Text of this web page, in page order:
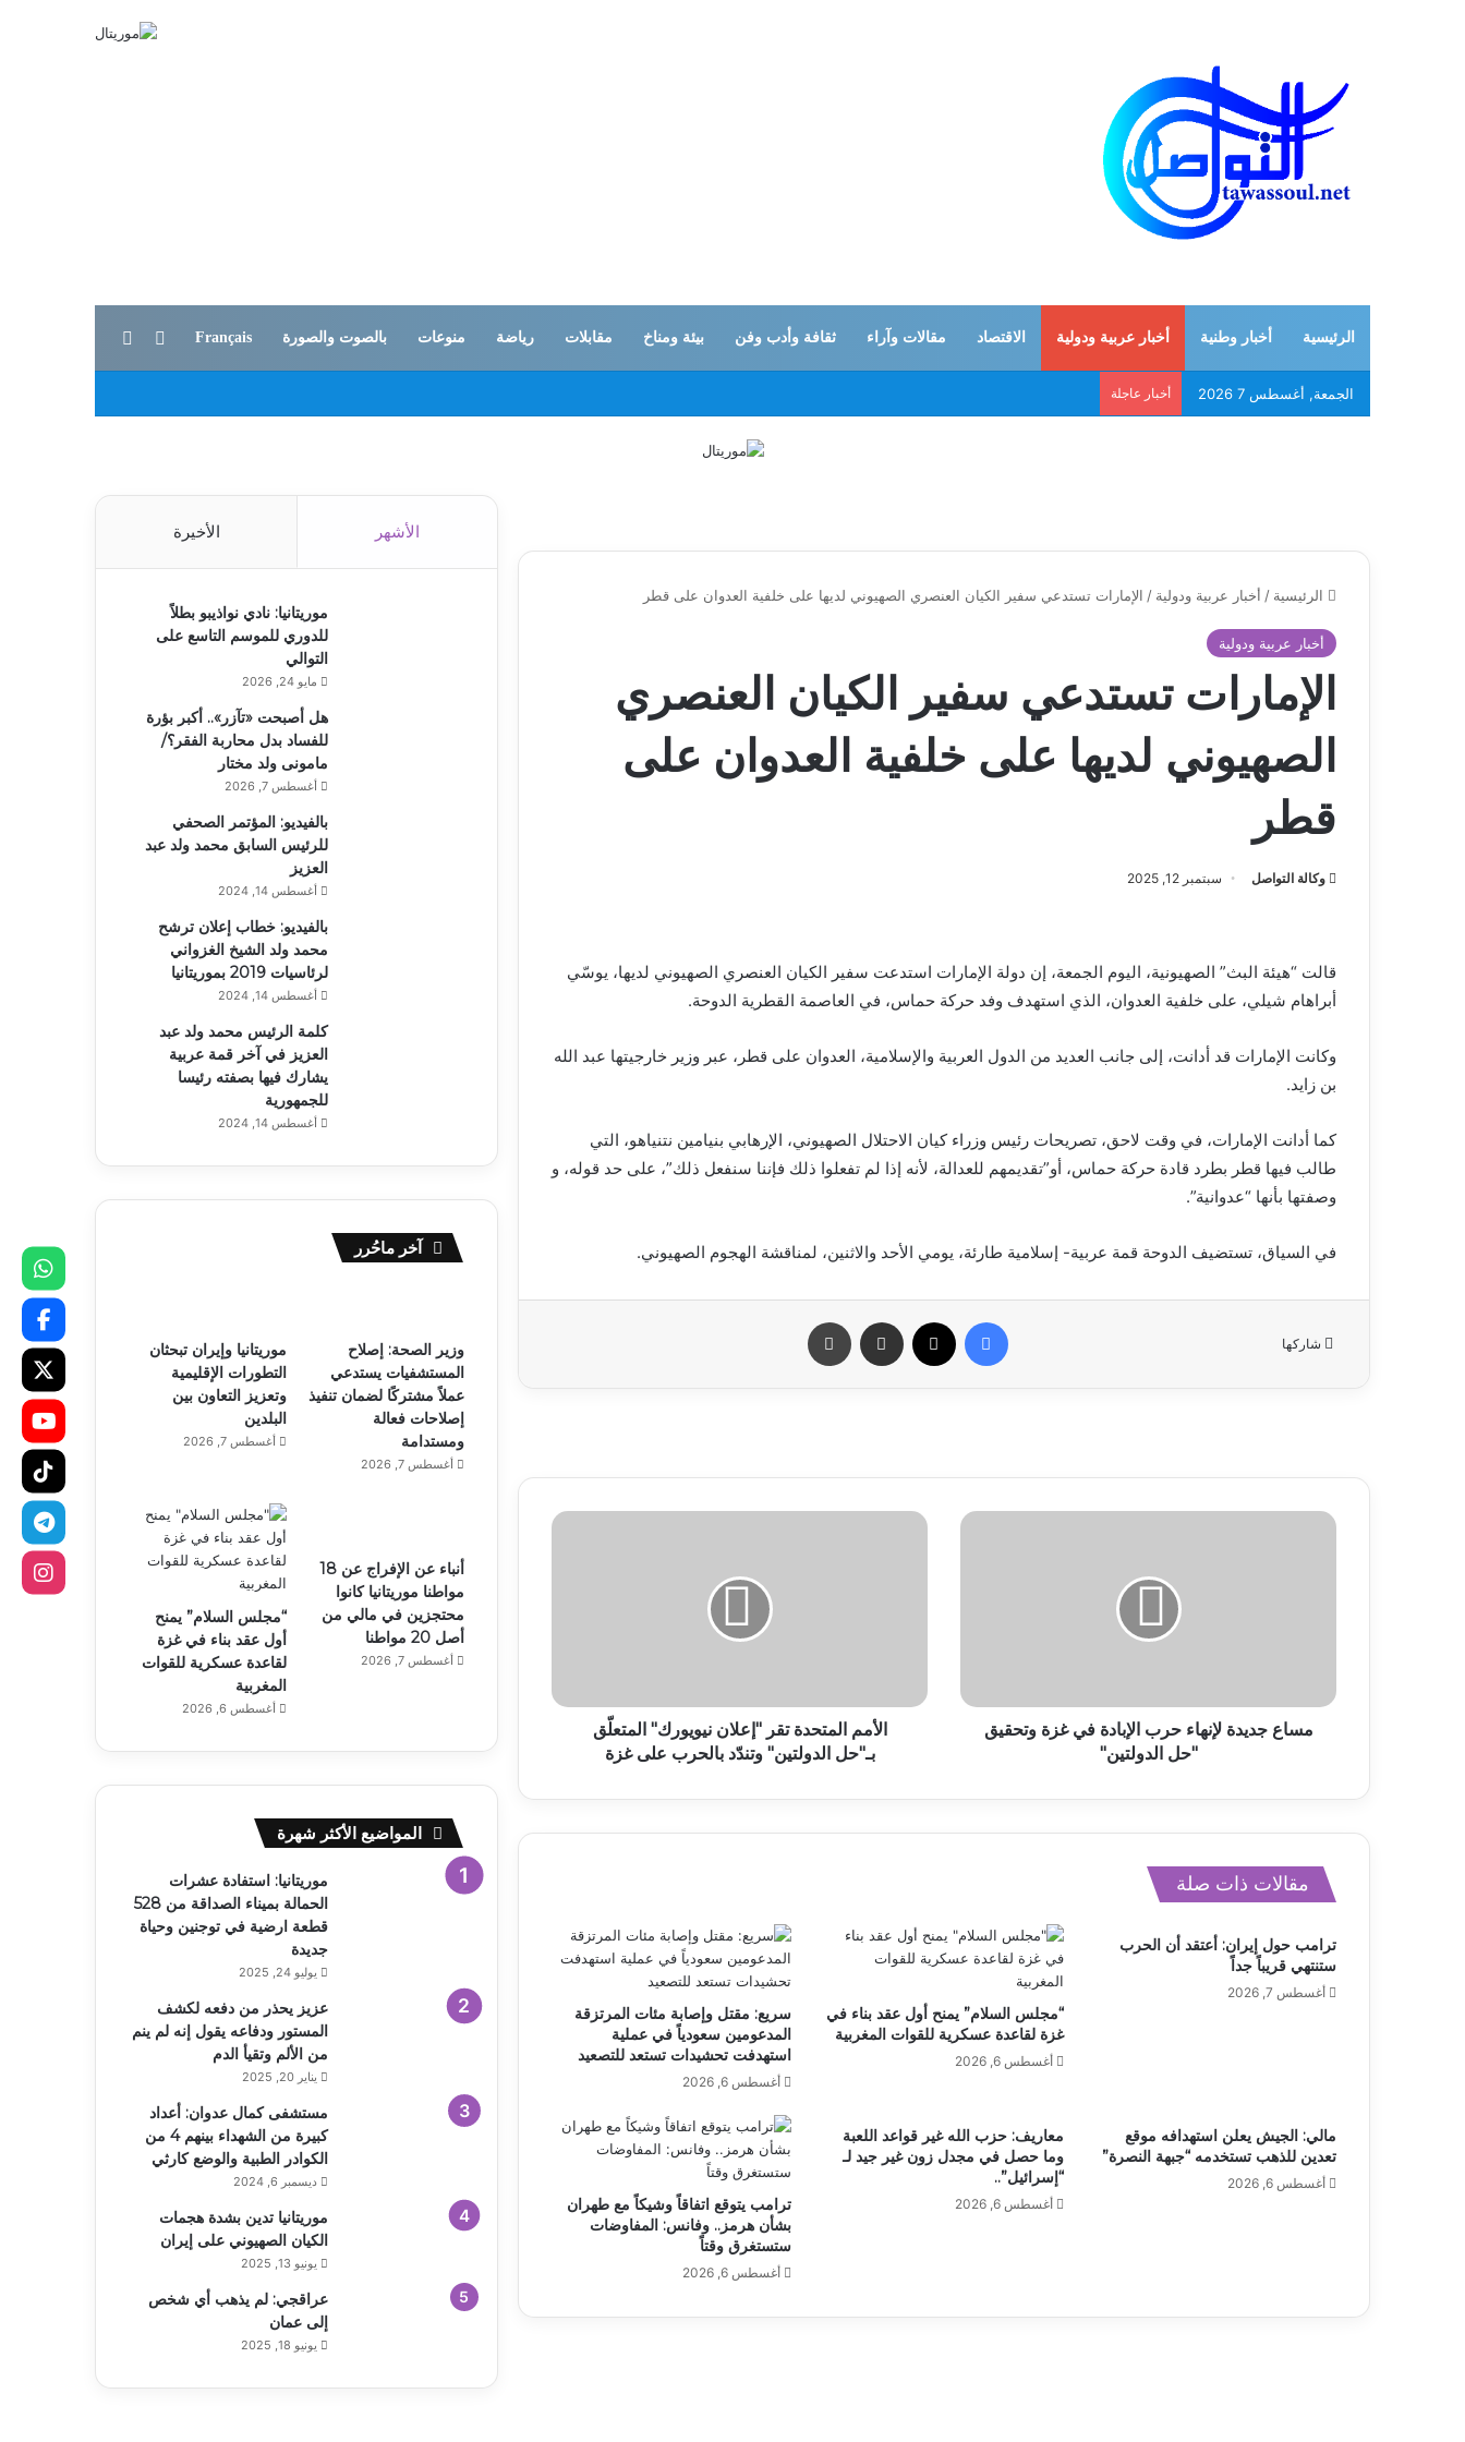
الرئيسية أخبار وطنية أخبار عربية ودولية الاقتصاد مقالات وآراء ثقافة وأدب وفن بيئة ومناخ مقابلات رياضة منوعات بالصوت والصورة Français الوضع المظلم
الجمعة, أغسطس 7 2026 أخبار عاجلة
الرئيسية / أخبار عربية ودولية / الإمارات تستدعي سفير الكيان العنصري الصهيوني لديها على خلفية العدوان على قطر
أخبار عربية ودولية
الإمارات تستدعي سفير الكيان العنصري
الصهيوني لديها على خلفية العدوان على
قطر
وكالة التواصل سبتمبر 12, 2025
قالت “هيئة البث” الصهيونية، اليوم الجمعة، إن دولة الإمارات استدعت سفير الكيان العنصري الصهيوني لديها، يوسّي
أبراهام شيلي، على خلفية العدوان، الذي استهدف وفد حركة حماس، في العاصمة القطرية الدوحة.
وكانت الإمارات قد أدانت، إلى جانب العديد من الدول العربية والإسلامية، العدوان على قطر، عبر وزير خارجيتها عبد الله
بن زايد.
كما أدانت الإمارات، في وقت لاحق، تصريحات رئيس وزراء كيان الاحتلال الصهيوني، الإرهابي بنيامين نتنياهو، التي
طالب فيها قطر بطرد قادة حركة حماس، أو”تقديمهم للعدالة، لأنه إذا لم تفعلوا ذلك فإننا سنفعل ذلك”، على حد قوله، و
وصفتها بأنها “عدوانية”.
في السياق، تستضيف الدوحة قمة عربية- إسلامية طارئة، يومي الأحد والاثنين، لمناقشة الهجوم الصهيوني.
شاركها
فيسبوك مشاركة عبر البريد
مساع جديدة لإنهاء حرب الإبادة في غزة وتحقيق
"حل الدولتين"
الأمم المتحدة تقر "إعلان نيويورك" المتعلّق
بـ"حل الدولتين" وتندّد بالحرب على غزة
مقالات ذات صلة
ترامب حول إيران: أعتقد أن الحرب
ستنتهي قريباً جداً
أغسطس 7, 2026
“مجلس السلام” يمنح أول عقد بناء في
غزة لقاعدة عسكرية للقوات المغربية
أغسطس 6, 2026
سريع: مقتل وإصابة مئات المرتزقة
المدعومين سعودياً في عملية
استهدفت تحشيدات تستعد للتصعيد
أغسطس 6, 2026
مالي: الجيش يعلن استهدافه موقع
تعدين للذهب تستخدمه “جبهة النصرة”
أغسطس 6, 2026
معاريف: حزب الله غير قواعد اللعبة
وما حصل في مجدل زون غير جيد لـ
“إسرائيل”..
أغسطس 6, 2026
ترامب يتوقع اتفاقاً وشيكاً مع طهران
بشأن هرمز.. وفانس: المفاوضات
ستستغرق وقتاً
أغسطس 6, 2026
الأشهر الأخيرة
موريتانيا: نادي نواذيبو بطلاً
للدوري للموسم التاسع على
التوالي
مايو 24, 2026
هل أصبحت «تآزر».. أكبر بؤرة
للفساد بدل محاربة الفقر؟/
مامونى ولد مختار
أغسطس 7, 2026
بالفيديو: المؤتمر الصحفي
للرئيس السابق محمد ولد عبد
العزيز
أغسطس 14, 2024
بالفيديو: خطاب إعلان ترشح
محمد ولد الشيخ الغزواني
لرئاسيات 2019 بموريتانيا
أغسطس 14, 2024
كلمة الرئيس محمد ولد عبد
العزيز في آخر قمة عربية
يشارك فيها بصفته رئيسا
للجمهورية
أغسطس 14, 2024
آخر ماحُرر
وزير الصحة: إصلاح
المستشفيات يستدعي
عملاً مشتركًا لضمان تنفيذ
إصلاحات فعالة
ومستدامة
أغسطس 7, 2026
موريتانيا وإيران تبحثان
التطورات الإقليمية
وتعزيز التعاون بين
البلدين
أغسطس 7, 2026
أنباء عن الإفراج عن 18
مواطنا موريتانيا كانوا
محتجزين في مالي من
أصل 20 مواطنا
أغسطس 7, 2026
“مجلس السلام” يمنح
أول عقد بناء في غزة
لقاعدة عسكرية للقوات
المغربية
أغسطس 6, 2026
المواضيع الأكثر شهرة
موريتانيا: استفادة عشرات
الحمالة بميناء الصداقة من 528
قطعة ارضية في توجنين وحياة
جديدة
يوليو 24, 2025
عزيز يحذر من دفعه لكشف
المستور ودفاعه يقول إنه لم ينم
من الألم وتقيأ الدم
يناير 20, 2025
مستشفى كمال عدوان: أعداد
كبيرة من الشهداء بينهم 4 من
الكوادر الطبية والوضع كارثي
ديسمبر 6, 2024
موريتانيا تدين بشدة هجمات
الكيان الصهيوني على إيران
يونيو 13, 2025
عراقجي: لم يذهب أي شخص
إلى عمان
يونيو 18, 2025